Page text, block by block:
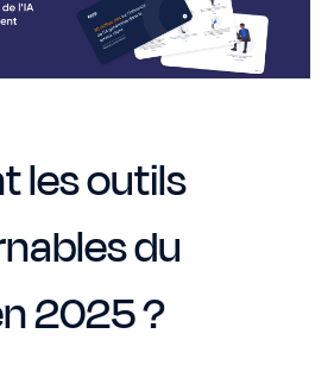
les outils
du
2025 ?